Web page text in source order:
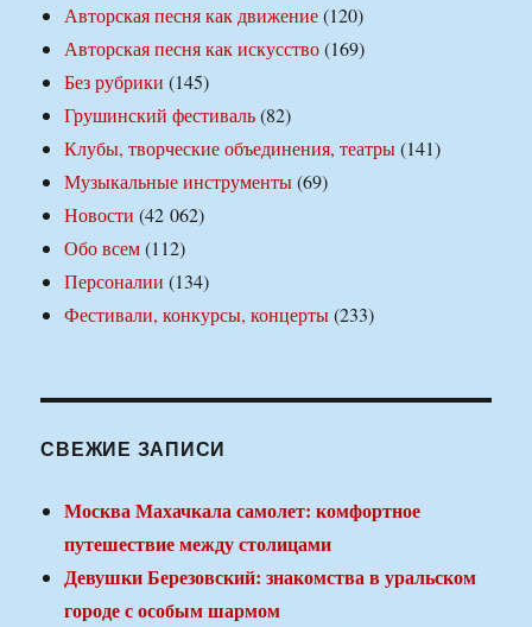
Авторская песня как движение(120)
Авторская песня как искусство(169)
Без рубрики (145)
Грушинский фестиваль(82)
Клубы, творческие объединения, театры(141)
Музыкальные инструменты(69)
Новости (42 062)
Обо всем(112)
Персоналии (134)
Фестивали, конкурсы, концерты(233)
СВЕЖИЕ ЗАПИСИ
Москва Махачкала самолет: комфортное
путешествие между столицами
Девушки Березовский: знакомства в уральском
городе с особым шармом